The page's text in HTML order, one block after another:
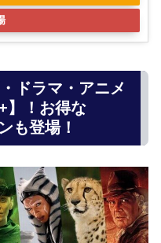
ドラマ・アニメ
】！お得な
も登場！